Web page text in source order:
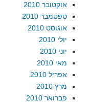
אוקטובר 2010
ספטמבר 2010
אוגוסט 2010
יולי 2010
יוני 2010
מאי 2010
אפריל 2010
מרץ 2010
פברואר 2010